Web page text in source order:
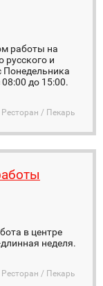
работы на
русского и
Понедельника
до 15:00.
Ресторан / Пекарь
в центре
неделя.
Ресторан / Пекарь